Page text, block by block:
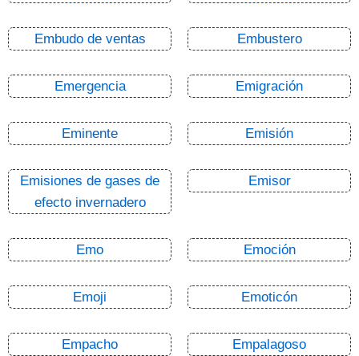
Embudo de ventas Embustero
Emergencia Emigración
Eminente Emisión
Emisiones de gases de
efecto invernadero
Emisor
Emo Emoción
Emoji Emoticón
Empacho Empalagoso